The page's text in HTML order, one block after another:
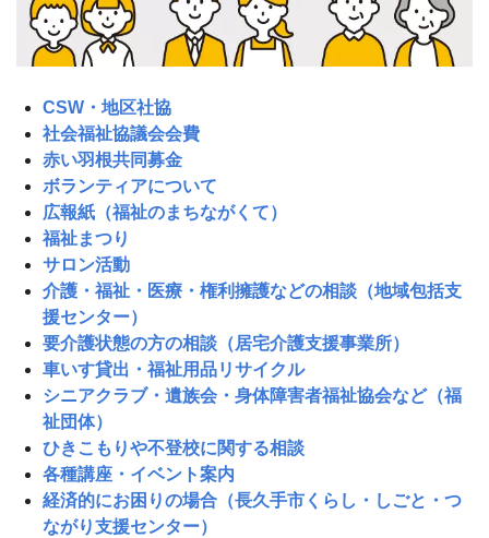
CSW・地区社協
社会福祉協議会会費
赤い羽根共同募金
ボランティアについて
広報紙（福祉のまちながくて）
福祉まつり
サロン活動
介護・福祉・医療・権利擁護などの相談（地域包括支
援センター）
要介護状態の方の相談（居宅介護支援事業所）
車いす貸出・福祉用品リサイクル
シニアクラブ・遺族会・身体障害者福祉協会など（福
祉団体）
ひきこもりや不登校に関する相談
各種講座・イベント案内
経済的にお困りの場合（長久手市くらし・しごと・つ
ながり支援センター）